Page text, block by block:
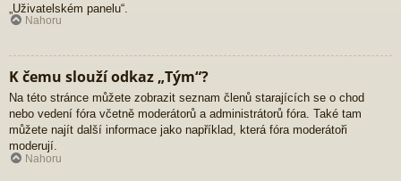
„Uživatelském panelu“.
Nahoru
K čemu slouží odkaz „Tým“?
Na této stránce můžete zobrazit seznam členů starajících se o chod
nebo vedení fóra včetně moderátorů a administrátorů fóra. Také tam
můžete najít další informace jako například, která fóra moderátoři
moderují.
Nahoru